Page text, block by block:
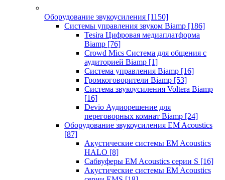
Оборудование звукоусиления [1150]
Системы управления звуком Biamp [186]
Tesira Цифровая медиаплатформа
Biamp [76]
Crowd Mics Система для общения с
аудиторией Biamp [1]
Система управления Biamp [16]
Громкоговорители Biamp [53]
Система звукоусиления Voltera Biamp
[16]
Devio Аудиорешение для
переговорных комнат Biamp [24]
Оборудование звукоусиления EM Acoustics
[87]
Акустические системы EM Acoustics
HALO [8]
Сабвуферы EM Acoustics серии S [16]
Акустические системы EM Acoustics